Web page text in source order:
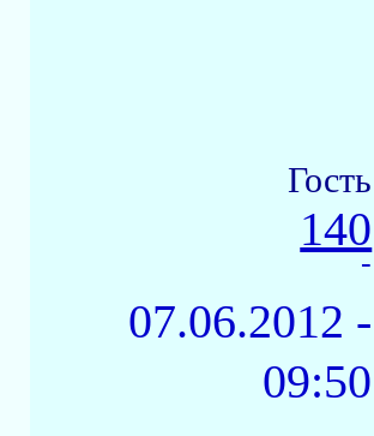
Гость
140
-
07.06.2012 -
09:50